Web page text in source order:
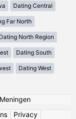
Dating Central
Far North
Dating North Region
Dating South
Dating West
Meningen
Privacy